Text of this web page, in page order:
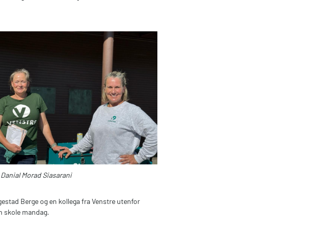
Danial Morad Siasarani
Berge og en kollega fra Venstre utenfor
skole mandag.